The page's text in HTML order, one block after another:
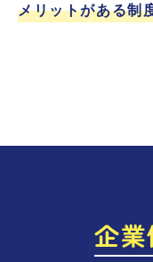
メリットがある制
企